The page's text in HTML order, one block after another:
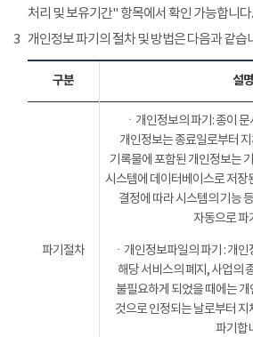
처리 및 보유기간" 항목에서 확인 가능합니다.
3 개인정보 파기의 절차 및 방법은 다음과 같습
구분 설명
파기절차
ㆍ개인정보의 파기: 종이
개인정보는 종료일로부터
기록물에 포함된 개인정보는
시스템에 데이터베이스로 저장
결정에 따라 시스템의 기능
자동으로 파
ㆍ개인정보파일의 파기 : 개
해당 서비스의 폐지, 사업의
불필요하게 되었을 때에는
것으로 인정되는 날로부터
파기합